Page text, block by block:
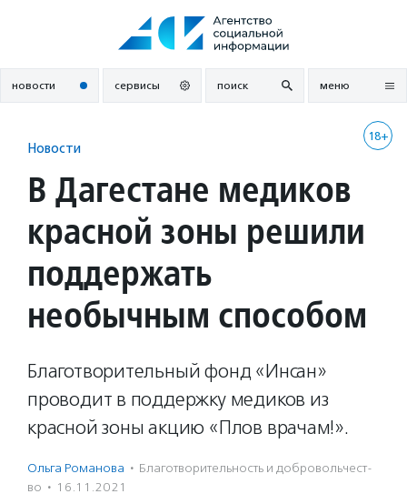
новости сервисы поиск меню
18+
Новости
В Дагестане медиков
красной зоны решили
поддержать
необычным способом
Благотворительный фонд «Инсан»
проводит в поддержку медиков из
красной зоны акцию «Плов врачам!».
Ольга Романова · Благотвори­тель­ность и доброволь­чест­
во · 16.11.2021